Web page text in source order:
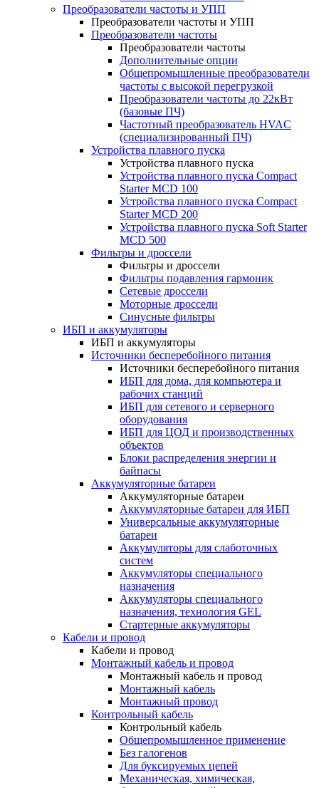
Преобразователи частоты и УПП
Преобразователи частоты и УПП
Преобразователи частоты
Преобразователи частоты
Дополнительные опции
Общепромышленные преобразователи
частоты с высокой перегрузкой
Преобразователи частоты до 22кВт
(базовые ПЧ)
Частотный преобразователь HVAC
(специализированный ПЧ)
Устройства плавного пуска
Устройства плавного пуска
Устройства плавного пуска Compact
Starter MCD 100
Устройства плавного пуска Compact
Starter MCD 200
Устройства плавного пуска Soft Starter
MCD 500
Фильтры и дроссели
Фильтры и дроссели
Фильтры подавления гармоник
Сетевые дроссели
Моторные дроссели
Синусные фильтры
ИБП и аккумуляторы
ИБП и аккумуляторы
Источники бесперебойного питания
Источники бесперебойного питания
ИБП для дома, для компьютера и
рабочих станций
ИБП для сетевого и серверного
оборудования
ИБП для ЦОД и производственных
объектов
Блоки распределения энергии и
байпасы
Аккумуляторные батареи
Аккумуляторные батареи
Аккумуляторные батареи для ИБП
Универсальные аккумуляторные
батареи
Аккумуляторы для слаботочных
систем
Аккумуляторы специального
назначения
Аккумуляторы специального
назначения, технология GEL
Стартерные аккумуляторы
Кабели и провод
Кабели и провод
Монтажный кабель и провод
Монтажный кабель и провод
Монтажный кабель
Монтажный провод
Контрольный кабель
Контрольный кабель
Общепромышленное применение
Без галогенов
Для буксируемых цепей
Механическая, химическая,